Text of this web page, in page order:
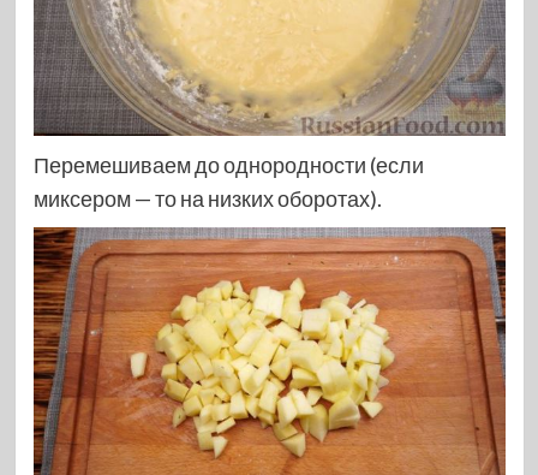
Перемешиваем до однородности (если
миксером — то на низких оборотах).